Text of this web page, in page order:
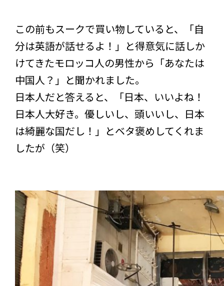
この前もスークで買い物していると、「自
分は英語が話せるよ！」と得意気に話しか
けてきたモロッコ人の男性から「あなたは
中国人？」と聞かれました。
日本人だと答えると、「日本、いいよね！
日本人大好き。優しいし、頭いいし、日本
は綺麗な国だし！」とベタ褒めしてくれま
したが（笑）